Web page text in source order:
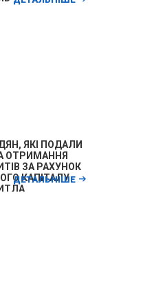
ЯКІ ПОДАЛИ
ОТРИМАННЯ
ЗА РАХУНОК
КАПІТАЛУ
ДЕТАЛЬНІШЕ